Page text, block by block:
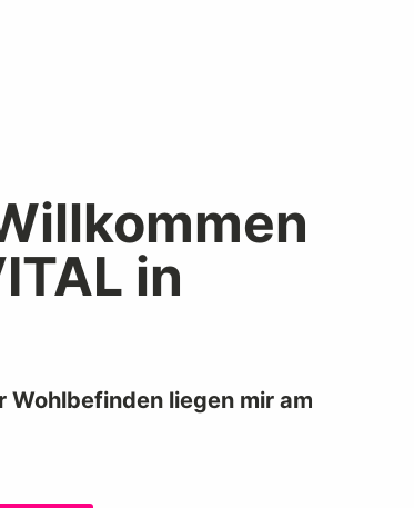
in
Wohlbefinden liegen mir am